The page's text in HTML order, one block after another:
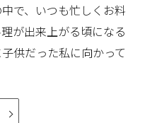
かのどちらかになりま
で、いつも忙しくお料
が出来上がる頃になる
供だった私に向かって